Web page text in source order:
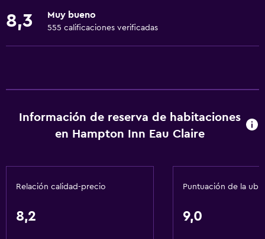
Extinguidor
Baño
Secador de pelo
Aseo
8,3 Muy bueno
555 calificaciones verificadas
Información de reserva de habitaciones
en Hampton Inn Eau Claire
Relación calidad-precio
8,2
Puntuación de la
9,0